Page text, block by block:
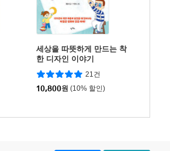
세상을 따뜻하게 만드는 착
한 디자인 이야기
21건
10,800원 (10% 할인)